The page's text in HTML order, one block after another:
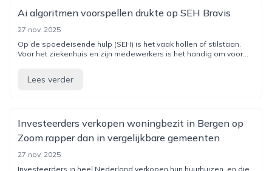
Ai algoritmen voorspellen drukte op SEH Bravis
27 nov. 2025
Op de spoedeisende hulp (SEH) is het vaak hollen of stilstaan.
Voor het ziekenhuis en zijn medewerkers is het handig om voor...
Lees verder
Investeerders verkopen woningbezit in Bergen op
Zoom rapper dan in vergelijkbare gemeenten
27 nov. 2025
Investeerders in heel Nederland verkopen hun huurhuizen, en die